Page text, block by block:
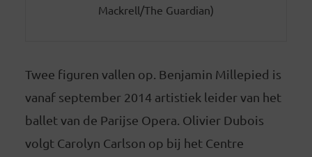
Mackrell/The Guardian)
Twee figuren vallen op. Benjamin Millepied is
vanaf september 2014 artistiek leider van het
ballet van de Parijse Opera. Olivier Dubois
volgt Carolyn Carlson op bij het Centre